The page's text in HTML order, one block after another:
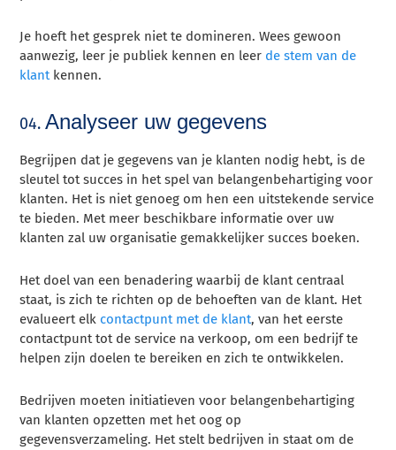
Je hoeft het gesprek niet te domineren. Wees gewoon
aanwezig, leer je publiek kennen en leer de stem van de
klantkennen.
04.Analyseer uw gegevens
Begrijpen dat je gegevens van je klanten nodig hebt, is de
sleutel tot succes in het spel van belangenbehartiging voor
klanten. Het is niet genoeg om hen een uitstekende service
te bieden. Met meer beschikbare informatie over uw
klanten zal uw organisatie gemakkelijker succes boeken.
Het doel van een benadering waarbij de klant centraal
staat, is zich te richten op de behoeften van de klant. Het
evalueert elk contactpunt met de klant, van het eerste
contactpunt tot de service na verkoop, om een bedrijf te
helpen zijn doelen te bereiken en zich te ontwikkelen.
Bedrijven moeten initiatieven voor belangenbehartiging
van klanten opzetten met het oog op
gegevensverzameling. Het stelt bedrijven in staat om de